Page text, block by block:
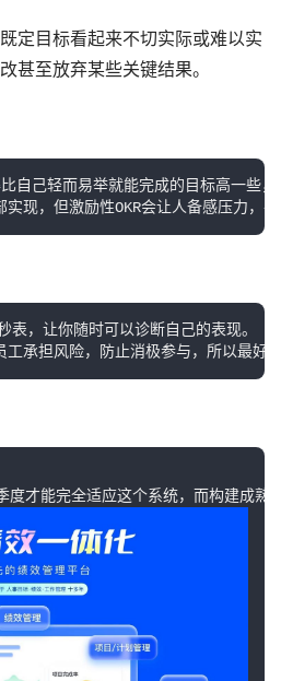
定目标看起来不切实际或难以实
甚至放弃某些关键结果。
自己轻而易举就能完成的目标高一
现，但激励性OKR会让人备感压力
秒表，让你随时可以诊断自己的表现
承担风险，防止消极参与，所以最好
。